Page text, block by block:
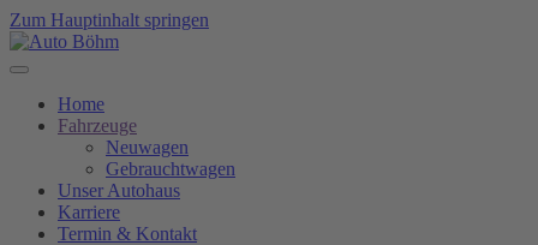
Zum Hauptinhalt springen
Home
Fahrzeuge
Neuwagen
Gebrauchtwagen
Unser Autohaus
Karriere
Termin & Kontakt